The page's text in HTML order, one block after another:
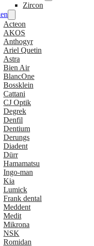
Zircon
Acteon
AKOS
Anthogyr
Ariel Quetin
Astra
Bien Air
BlancOne
Bossklein
Cattani
CJ Optik
Degrek
Denfil
Dentium
Derungs
Diadent
Dürr
Hamamatsu
Ingo-man
Kia
Lumick
Frank dental
Meddent
Medit
Mikrona
NSK
Romidan